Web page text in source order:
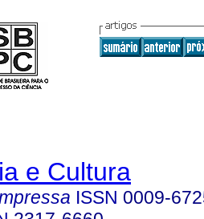
e Cultura
ISSN 0009-